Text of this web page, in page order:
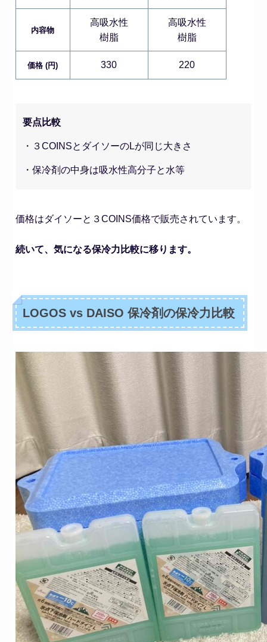
内容物
高吸水性
樹脂
高吸水性
樹脂
価格 (円) 330 220
要点比較
・３COINSとダイソーのLが同じ大きさ
・保冷剤の中身は吸水性高分子と水等
価格はダイソーと３COINS価格で販売されています。
続いて、気になる保冷力比較に移ります。
LOGOS vs DAISO 保冷剤の保冷力比較